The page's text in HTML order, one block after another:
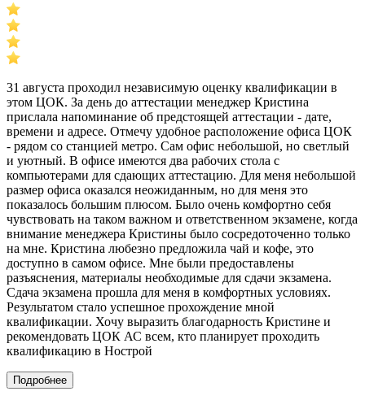
31 августа проходил независимую оценку квалификации в
этом ЦОК. За день до аттестации менеджер Кристина
прислала напоминание об предстоящей аттестации - дате,
времени и адресе. Отмечу удобное расположение офиса ЦОК
- рядом со станцией метро. Сам офис небольшой, но светлый
и уютный. В офисе имеются два рабочих стола с
компьютерами для сдающих аттестацию. Для меня небольшой
размер офиса оказался неожиданным, но для меня это
показалось большим плюсом. Было очень комфортно себя
чувствовать на таком важном и ответственном экзамене, когда
внимание менеджера Кристины было сосредоточенно только
на мне. Кристина любезно предложила чай и кофе, это
доступно в самом офисе. Мне были предоставлены
разъяснения, материалы необходимые для сдачи экзамена.
Сдача экзамена прошла для меня в комфортных условиях.
Результатом стало успешное прохождение мной
квалификации. Хочу выразить благодарность Кристине и
рекомендовать ЦОК АС всем, кто планирует проходить
квалификацию в Нострой
Подробнее